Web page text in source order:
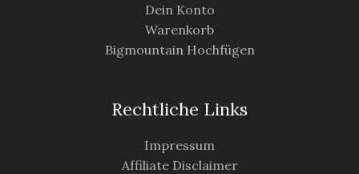
Dein Konto
Warenkorb
Bigmountain Hochfügen
Rechtliche Links
Impressum
Affiliate Disclaimer